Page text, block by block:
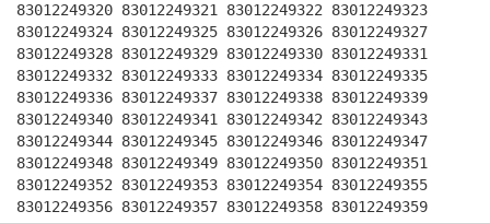
83012249320 83012249321 83012249322 83012249323
83012249324 83012249325 83012249326 83012249327
83012249328 83012249329 83012249330 83012249331
83012249332 83012249333 83012249334 83012249335
83012249336 83012249337 83012249338 83012249339
83012249340 83012249341 83012249342 83012249343
83012249344 83012249345 83012249346 83012249347
83012249348 83012249349 83012249350 83012249351
83012249352 83012249353 83012249354 83012249355
83012249356 83012249357 83012249358 83012249359